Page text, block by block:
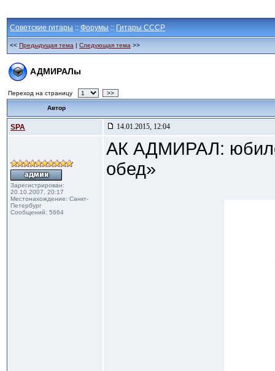
Советские гитары :: Форумы :: Гитары СССР
<< Предыдущая тема | Следующая тема >>
АДМИРАЛы
Переход на страницу >>
Автор
SPA 14.01.2015, 12:04
Зарегистрирован:
20.10.2007, 20:17
Местонахождение: Санкт-
Петербург
Сообщений: 5664
АК АДМИРАЛ:
обед»